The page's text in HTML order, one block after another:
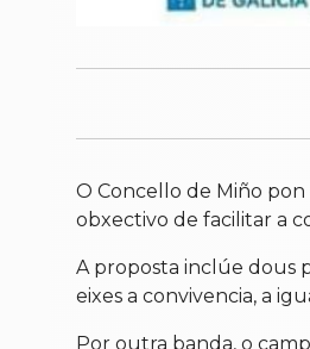
O Concello de Miño
obxectivo de facilitar a
A proposta inclúe dous
eixes a convivencia, a
Por outra banda, o